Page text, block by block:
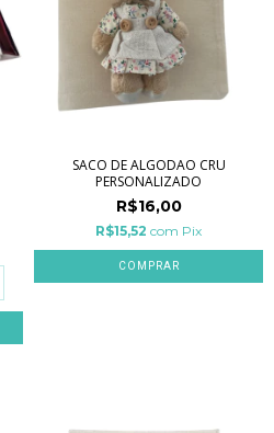
SACO DE ALGODAO CRU
PERSONALIZADO
R$16,00
R$15,52 com Pix
COMPRAR